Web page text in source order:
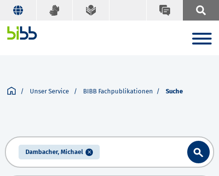
Unser Service BIBB Fachpublikationen Suche
Dambacher, Michael